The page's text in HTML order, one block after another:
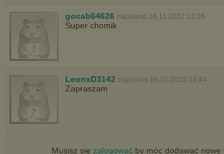
gocab64626 napisano 16.11.2022 12:26
Super chomik
LeonxD3142 napisano 16.01.2025 02:44
Zapraszam
Musisz się zalogowaćby móc dodawać nowe